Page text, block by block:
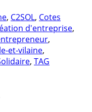
, C2SOL, Cotes
d'entreprise,
,
et-vilaine,
, TAG